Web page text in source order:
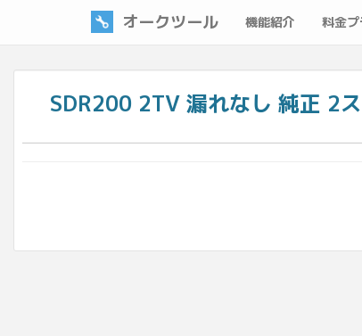
オークツール 機能紹介 料金プ
SDR200 2TV 漏れなし 純正 2